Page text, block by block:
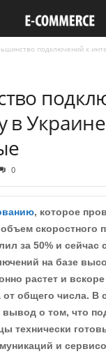
подключений к
в
0
, которое
скоростного
за 50% и сейчас
на базе
растет и
общего числа. В
вывод о том, что
технически
и